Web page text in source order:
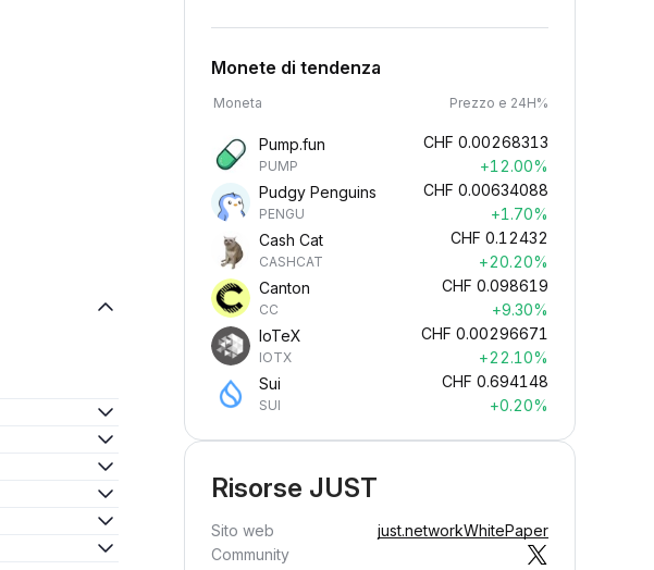
Monete di tendenza
Moneta Prezzo e 24H%
Pump.fun
PUMP
CHF 0.00268313
+12.00%
Pudgy Penguins
PENGU
CHF 0.00634088
+1.70%
Cash Cat
CASHCAT
CHF 0.12432
+20.20%
Canton
CC
CHF 0.098619
+9.30%
IoTeX
IOTX
CHF 0.00296671
+22.10%
Sui
SUI
CHF 0.694148
+0.20%
Risorse JUST
Sito web just.networkWhitePaper
Community